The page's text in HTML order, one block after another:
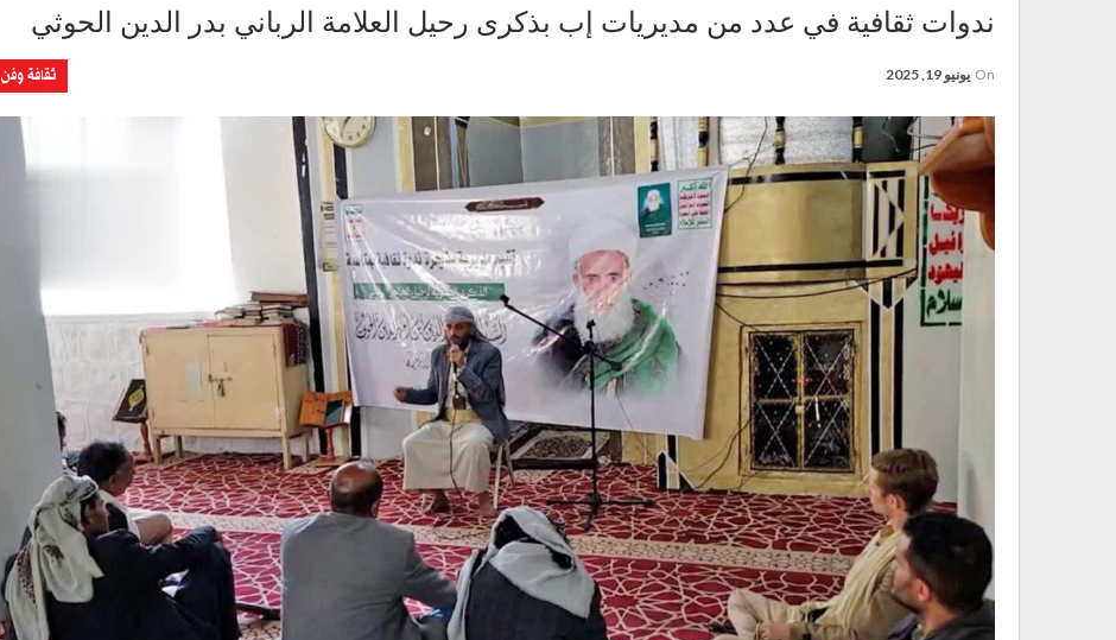
ندوات ثقافية في عدد من مديريات إب بذكرى رحيل العلامة الرباني بدر الدين الحوثي
ثقافة وفن On يونيو 19, 2025